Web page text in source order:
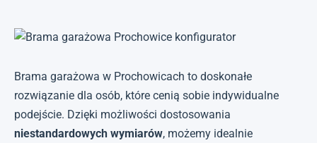
Brama garażowa w Prochowicach to doskonałe
rozwiązanie dla osób, które cenią sobie indywidualne
podejście. Dzięki możliwości dostosowania
niestandardowych wymiarów, możemy idealnie